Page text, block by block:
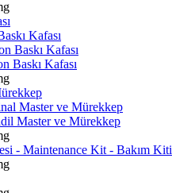
Kafası
Baskı Kafası
Baskı Kafası
Master ve Mürekkep
Master ve Mürekkep
- Maintenance Kit - Bakım Kiti